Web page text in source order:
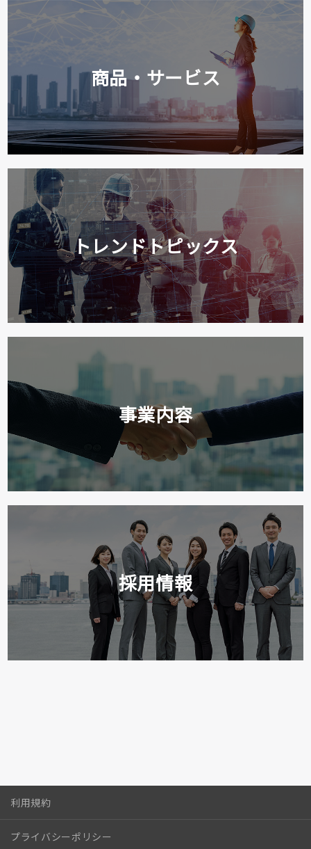
商品・サービス
トレンドトピックス
事業内容
採用情報
利用規約
プライバシーポリシー